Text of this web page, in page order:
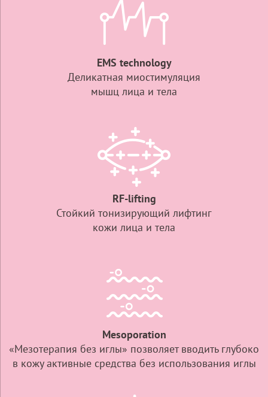
EMS technology
Деликатная миостимуляция
мышц лица и тела
RF-lifting
Стойкий тонизирующий лифтинг
кожи лица и тела
Mesoporation
«Мезотерапия без иглы» позволяет вводить глубоко
в кожу активные средства без использования иглы